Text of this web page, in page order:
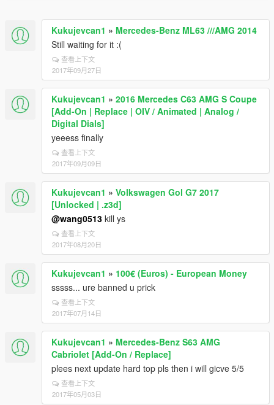
Kukujevcan1 » Mercedes-Benz ML63 ///AMG 2014
Still waiting for it :(
查看上下文
2017年09月27日
Kukujevcan1 » 2016 Mercedes C63 AMG S Coupe
[Add-On | Replace | OIV / Animated | Analog /
Digital Dials]
yeeess finally
查看上下文
2017年09月09日
Kukujevcan1 » Volkswagen Gol G7 2017
[Unlocked | .z3d]
@wang0513 kill ys
查看上下文
2017年08月20日
Kukujevcan1 » 100€ (Euros) - European Money
sssss... ure banned u prick
查看上下文
2017年07月14日
Kukujevcan1 » Mercedes-Benz S63 AMG
Cabriolet [Add-On / Replace]
plees next update hard top pls then i will gicve 5/5
查看上下文
2017年05月03日